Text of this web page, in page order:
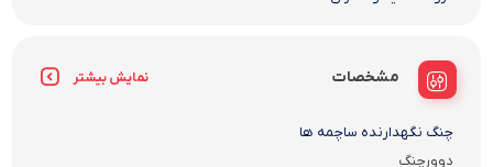
مشخصات نمایش بیشتر
چنگ نگهدارنده ساچمه ها
دوورچنگ